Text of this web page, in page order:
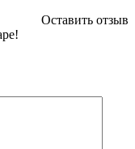
Оставить отзыв